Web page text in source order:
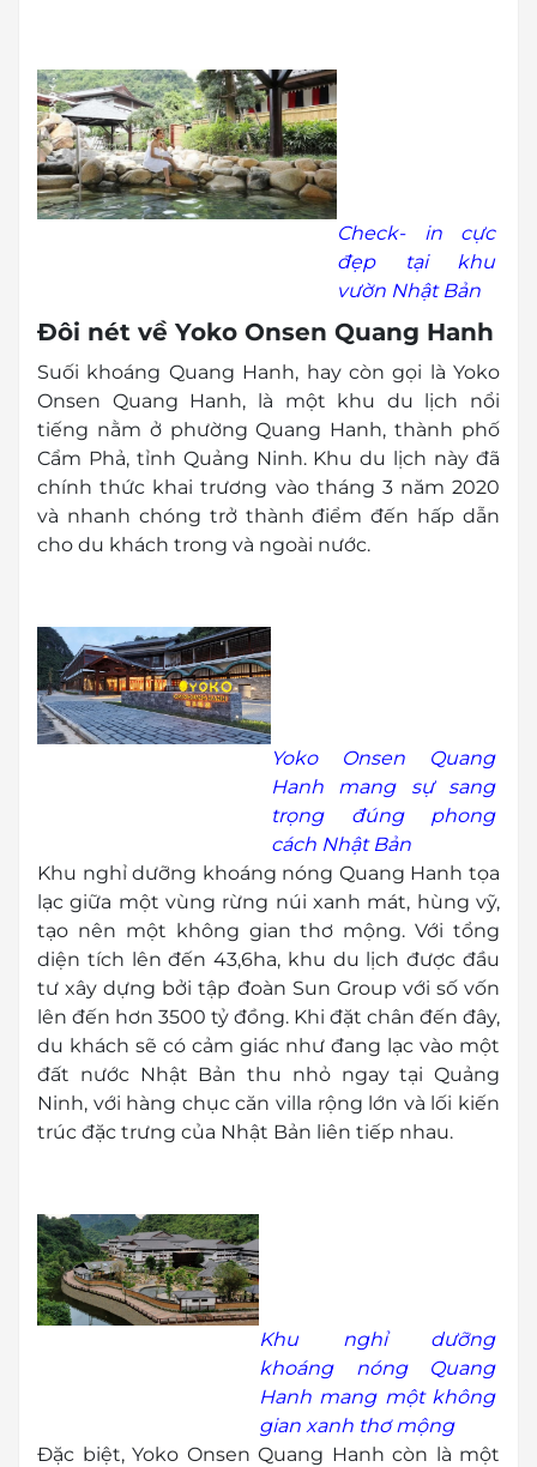
Check- in cực
đẹp tại khu
vườn Nhật Bản
Đôi nét về Yoko Onsen Quang Hanh
Suối khoáng Quang Hanh, hay còn gọi là Yoko
Onsen Quang Hanh, là một khu du lịch nổi
tiếng nằm ở phường Quang Hanh, thành phố
Cẩm Phả, tỉnh Quảng Ninh. Khu du lịch này đã
chính thức khai trương vào tháng 3 năm 2020
và nhanh chóng trở thành điểm đến hấp dẫn
cho du khách trong và ngoài nước.
Yoko Onsen Quang
Hanh mang sự sang
trọng đúng phong
cách Nhật Bản
Khu nghỉ dưỡng khoáng nóng Quang Hanh tọa
lạc giữa một vùng rừng núi xanh mát, hùng vỹ,
tạo nên một không gian thơ mộng. Với tổng
diện tích lên đến 43,6ha, khu du lịch được đầu
tư xây dựng bởi tập đoàn Sun Group với số vốn
lên đến hơn 3500 tỷ đồng. Khi đặt chân đến đây,
du khách sẽ có cảm giác như đang lạc vào một
đất nước Nhật Bản thu nhỏ ngay tại Quảng
Ninh, với hàng chục căn villa rộng lớn và lối kiến
trúc đặc trưng của Nhật Bản liên tiếp nhau.
Khu nghỉ dưỡng
khoáng nóng Quang
Hanh mang một không
gian xanh thơ mộng
Đặc biệt, Yoko Onsen Quang Hanh còn là một